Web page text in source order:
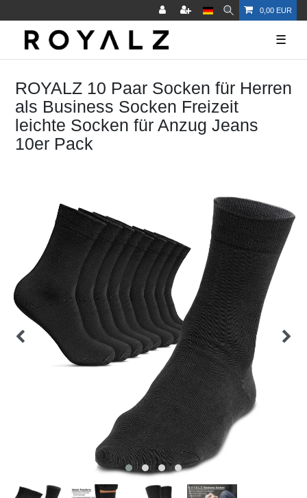
0,00 EUR
☰
ROYALZ 10 Paar Socken für Herren
als Business Socken Freizeit
leichte Socken für Anzug Jeans
10er Pack